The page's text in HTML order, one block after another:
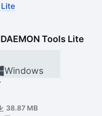
DAEMON Tools Lite
Windows
38.87 MB